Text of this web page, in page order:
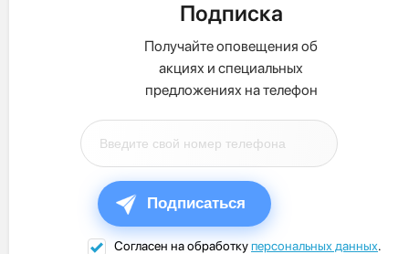
Подписка
Получайте оповещения об
акциях и специальных
предложениях на телефон
Подписаться
Согласен на обработкуперсональных данных.